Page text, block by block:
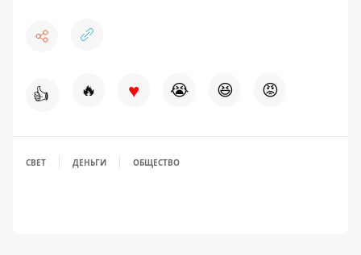
👍 🔥 ♥ 😭 😆 😡
СВЕТ ДЕНЬГИ ОБЩЕСТВО